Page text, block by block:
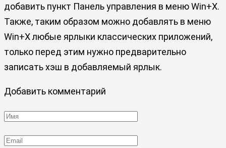
добавить пункт Панель управления в меню Win+X.
Также, таким образом можно добавлять в меню
Win+X любые ярлыки классических приложений,
только перед этим нужно предварительно
записать хэш в добавляемый ярлык.
Добавить комментарий
Имя
Email